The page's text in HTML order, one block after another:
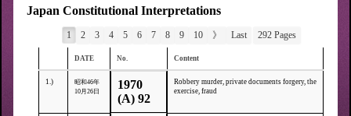
Japan Constitutional Interpretations
1 2 3 4 5 6 7 8 9 10 》 Last 292 Pages
DATE No. Content
1.)
昭和46年
10月26日
1970
(A) 92
Robbery murder, private documents forgery, the
exercise, fraud